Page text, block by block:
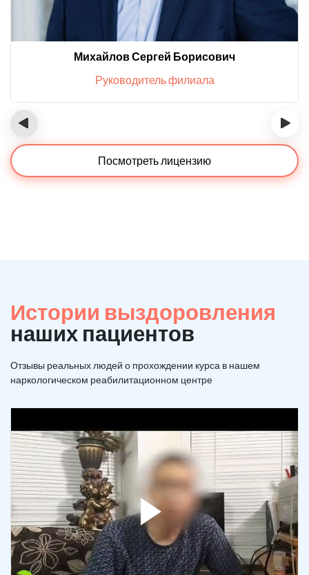
Михайлов Сергей Борисович
Руководитель филиала
‹ ›
Посмотреть лицензию
Истории выздоровления
наших пациентов
Отзывы реальных людей о прохождении курса в нашем
наркологическом реабилитационном центре